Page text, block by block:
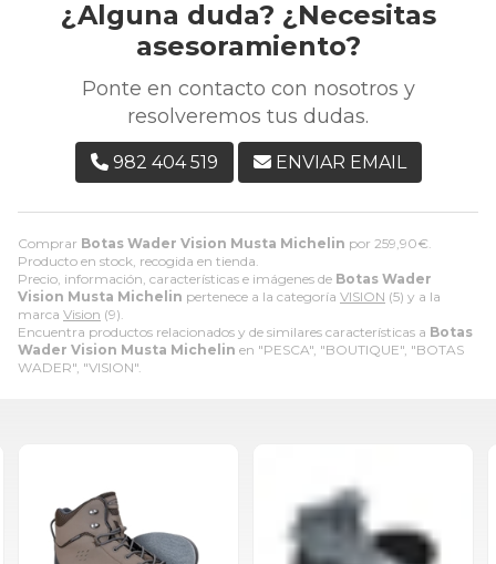
Comprar Botas Wader Vision Musta Michelin por 259,90€
Producto en stock, recogida en tienda.
Precio, información, características e imágenes de Botas Wader
Vision Musta Michelin pertenece a la categoría VISION (5) y a la
marca Vision (9).
Encuentra productos relacionados y de similares características a Botas
Wader Vision Musta Michelin en "PESCA", "BOUTIQUE", "BOTAS
WADER", "VISION".
¿Alguna duda? ¿Necesitas
asesoramiento?
Ponte en contacto con nosotros y
resolveremos tus dudas.
982 404 519 ENVIAR EMAIL